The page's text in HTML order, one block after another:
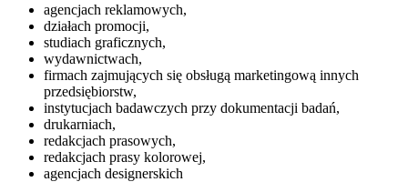
agencjach reklamowych,
działach promocji,
studiach graficznych,
wydawnictwach,
firmach zajmujących się obsługą marketingową innych
przedsiębiorstw,
instytucjach badawczych przy dokumentacji badań,
drukarniach,
redakcjach prasowych,
redakcjach prasy kolorowej,
agencjach designerskich